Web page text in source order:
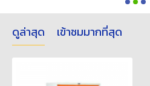
ดูล่าสุด เข้าชมมากที่สุด